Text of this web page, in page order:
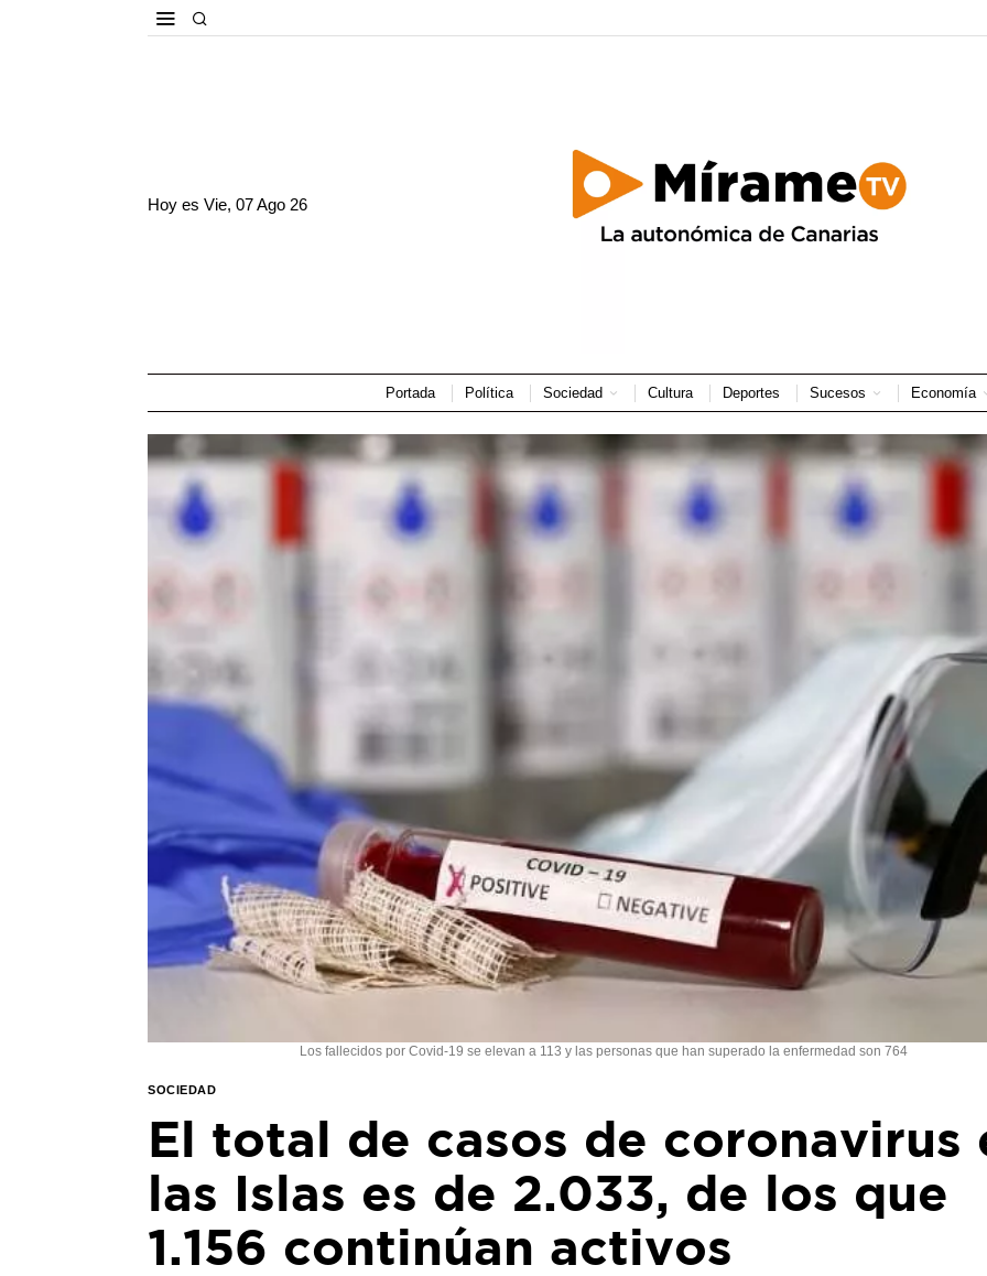
Hoy esVie, 07 Ago 26
Portada Política Sociedad Cultura Deportes Sucesos Economía
Los fallecidos por Covid-19 se elevan a 113 y las personas que han superado la enfermedad son 764
SOCIEDAD
El total de casos de coronavirus
las Islas es de 2.033, de los que
1.156 continúan activos